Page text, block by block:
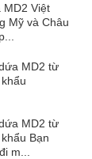
MD2 Việt
Mỹ và Châu
MD2 từ
MD2 từ
Bạn
m...